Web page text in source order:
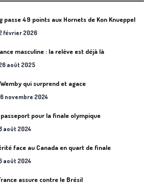
passe 49 points aux Hornets de Kon Knueppel
février 2026
masculine : la relève est déjà là
août 2025
qui surprend et agace
novembre 2024
passeport pour la finale olympique
août 2024
face au Canada en quart de finale
août 2024
assure contre le Brésil